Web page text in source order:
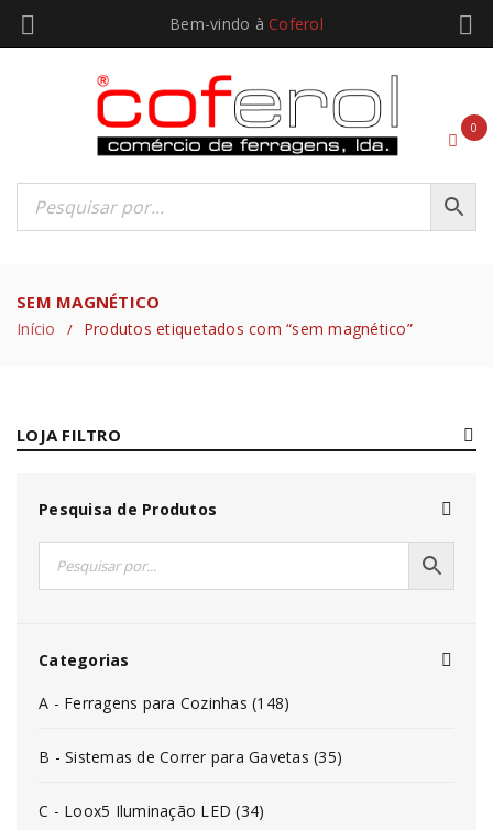
Bem-vindo à Coferol
0
SEM MAGNÉTICO
Início / Produtos etiquetados com “sem magnético”
LOJA FILTRO
Pesquisa de Produtos
Categorias
A - Ferragens para Cozinhas (148)
B - Sistemas de Correr para Gavetas (35)
C - Loox5 Iluminação LED (34)